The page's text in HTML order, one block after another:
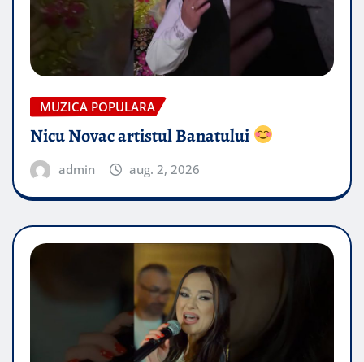
MUZICA POPULARA
Nicu Novac artistul Banatului
admin aug. 2, 2026